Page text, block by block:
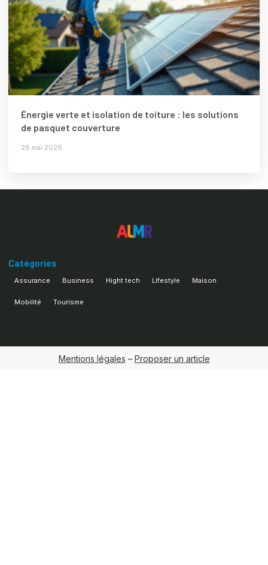
Énergie verte et isolation de toiture : les solutions
de pasquet couverture
28 mai 2026
Catégories
Assurance Business Hight tech Lifestyle Maison
Mobilité Tourisme
Mentions légales – Proposer un article